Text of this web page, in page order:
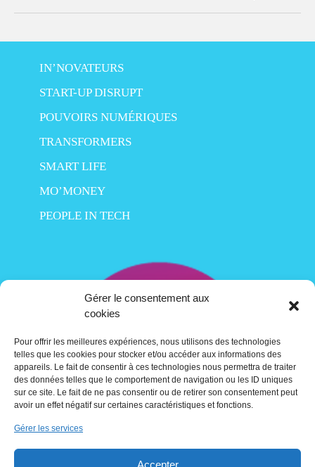
Gérer le consentement aux
cookies
Pour offrir les meilleures expériences, nous utilisons des technologies
telles que les cookies pour stocker et/ou accéder aux informations des
appareils. Le fait de consentir à ces technologies nous permettra de traiter
des données telles que le comportement de navigation ou les ID uniques
sur ce site. Le fait de ne pas consentir ou de retirer son consentement peut
avoir un effet négatif sur certaines caractéristiques et fonctions.
Gérer les services
Accepter
IN’NOVATEURS
START-UP DISRUPT
POUVOIRS NUMÉRIQUES
TRANSFORMERS
SMART LIFE
MO’MONEY
PEOPLE IN TECH